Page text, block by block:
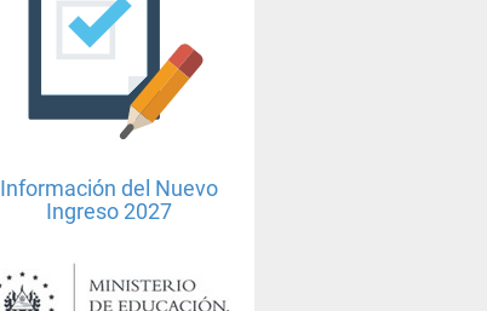
Información del Nuevo
Ingreso 2027